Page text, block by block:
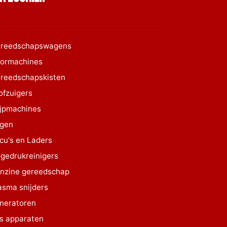
en Laders
gereedschap
snijders
apparaten